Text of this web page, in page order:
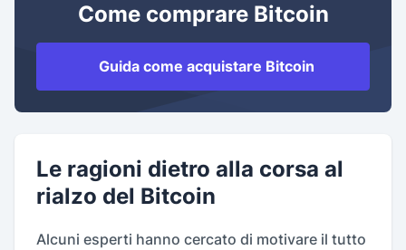
Come comprare Bitcoin
Guida come acquistare Bitcoin
Le ragioni dietro alla corsa al
rialzo del Bitcoin
Alcuni esperti hanno cercato di motivare il tutto